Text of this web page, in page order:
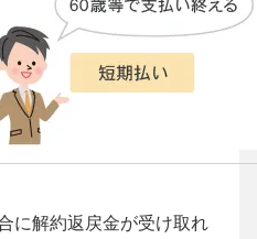
に解約返戻金が受け取れ